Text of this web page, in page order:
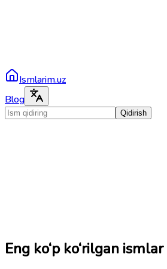
Ismlarim.uz
Blog
Qidirish
Eng ko‘p ko‘rilgan ismlar